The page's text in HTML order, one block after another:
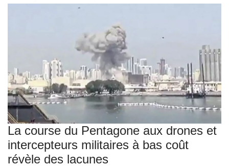
La course du Pentagone aux drones et
intercepteurs militaires à bas coût
révèle des lacunes